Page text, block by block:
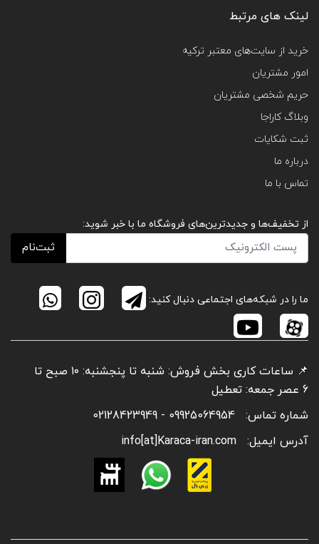
لینک های مرتبط
خرید از سایت‌های معتبر ترکیه
امور مشتریان
حریم شخصی مشتریان
وبلاگ کاراجا
ثبت شکایات
درباره ما
تماس با ما
از تخفیف‌ها و جدیدترین‌های فروشگاه ما با خبر شوید:
ثبت‌نام
ما را در شبکه‌های اجتماعی دنبال کنید:
📌 ساعات کاری بخش فروش: شنبه تا پنجشنبه: ۱۰ صبح تا
6 عصر جمعه: تعطیل
شماره تماس:
09925064954 - 02128423949
آدرس ایمیل:
info[at]Karaca-iran.com